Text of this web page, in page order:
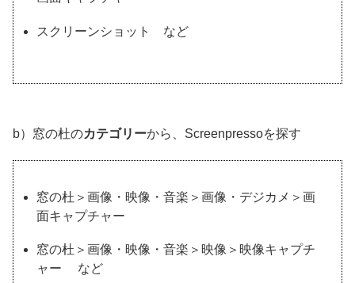
スクリーンショット など
b）窓の杜のカテゴリーから、Screenpressoを探す
窓の杜＞画像・映像・音楽＞画像・デジカメ＞画
面キャプチャー
窓の杜＞画像・映像・音楽＞映像＞映像キャプチ
ャー など